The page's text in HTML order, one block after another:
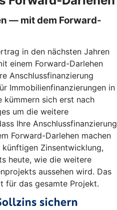
— mit dem Forward-
in den nächsten Jahren
einem Forward-Darlehen
Anschlussfinanzierung
Immobilienfinanzierungen in
kümmern sich erst nach
um die weitere
Ihre Anschlussfinanzierung
Forward-Darlehen machen
Zinsentwicklung,
heute, wie die weitere
aussehen wird. Das
für das gesamte Projekt.